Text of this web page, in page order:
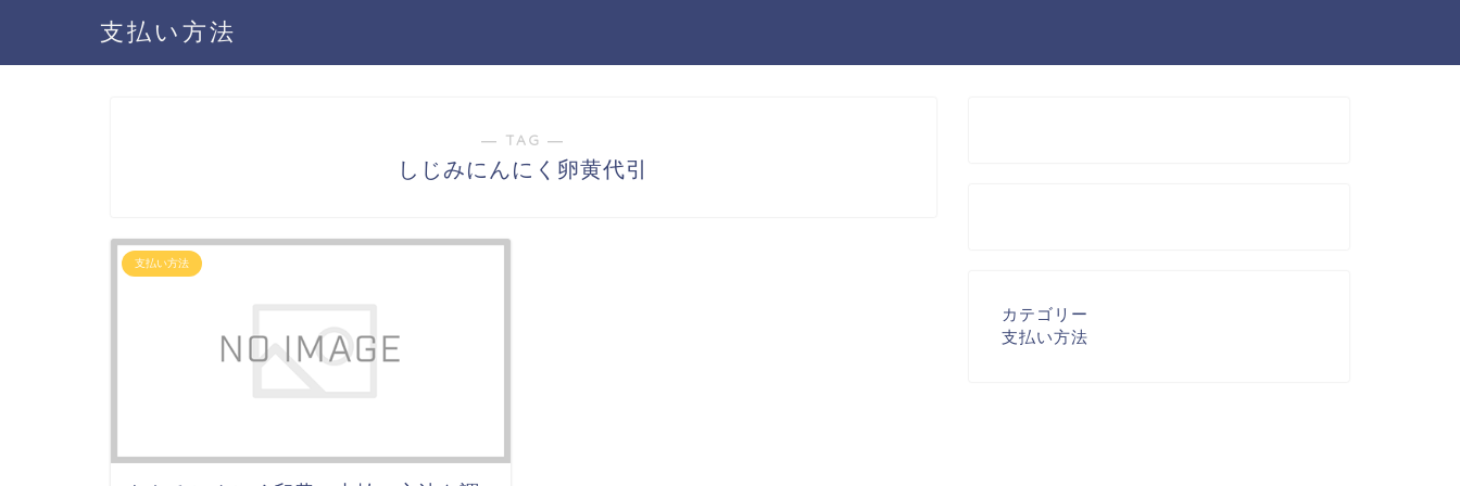
支払い方法
― TAG ―
しじみにんにく卵黄代引
支払い方法
カテゴリー
支払い方法